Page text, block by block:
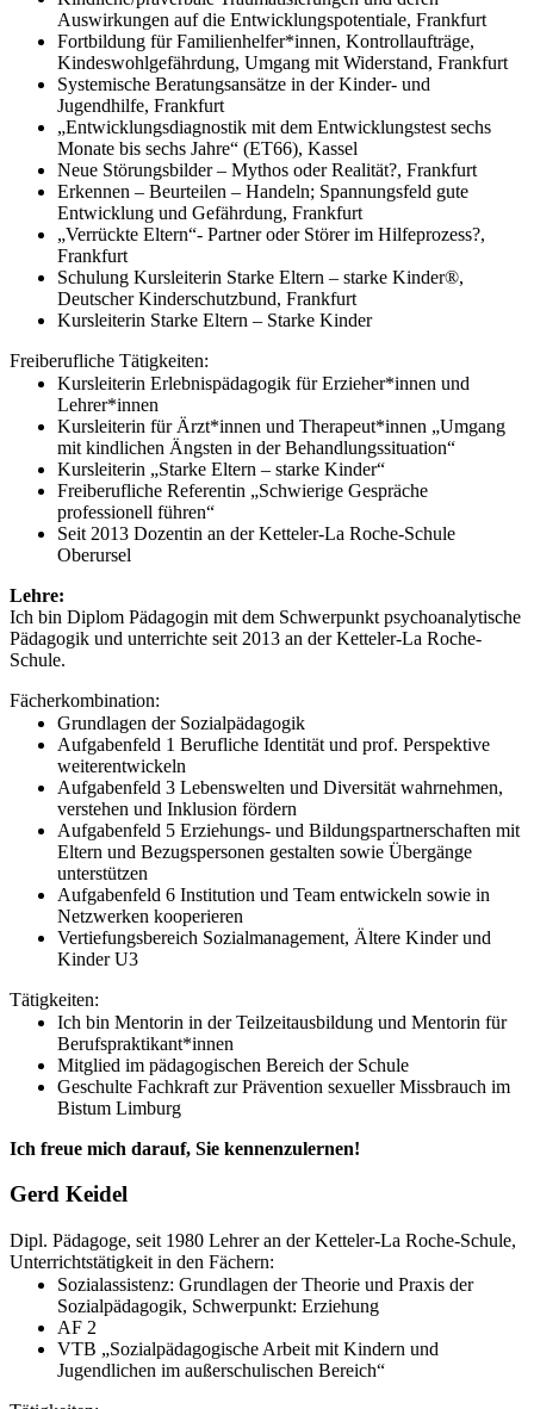
Auswirkungen auf die Entwicklungspotentiale, Frankfurt
Fortbildung für Familienhelfer*innen, Kontrollaufträge,
Kindeswohlgefährdung, Umgang mit Widerstand, Frankfurt
Systemische Beratungsansätze in der Kinder- und
Jugendhilfe, Frankfurt
„Entwicklungsdiagnostik mit dem Entwicklungstest sechs
Monate bis sechs Jahre“ (ET66), Kassel
Neue Störungsbilder – Mythos oder Realität?, Frankfurt
Erkennen – Beurteilen – Handeln; Spannungsfeld gute
Entwicklung und Gefährdung, Frankfurt
„Verrückte Eltern“- Partner oder Störer im Hilfeprozess?,
Frankfurt
Schulung Kursleiterin Starke Eltern – starke Kinder®,
Deutscher Kinderschutzbund, Frankfurt
Kursleiterin Starke Eltern – Starke Kinder
Freiberufliche Tätigkeiten:
Kursleiterin Erlebnispädagogik für Erzieher*innen und
Lehrer*innen
Kursleiterin für Ärzt*innen und Therapeut*innen „Umgang
mit kindlichen Ängsten in der Behandlungssituation“
Kursleiterin „Starke Eltern – starke Kinder“
Freiberufliche Referentin „Schwierige Gespräche
professionell führen“
Seit 2013 Dozentin an der Ketteler-La Roche-Schule
Oberursel
Lehre:
Ich bin Diplom Pädagogin mit dem Schwerpunkt psychoanalytische
Pädagogik und unterrichte seit 2013 an der Ketteler-La Roche-
Schule.
Fächerkombination:
Grundlagen der Sozialpädagogik
Aufgabenfeld 1 Berufliche Identität und prof. Perspektive
weiterentwickeln
Aufgabenfeld 3 Lebenswelten und Diversität wahrnehmen,
verstehen und Inklusion fördern
Aufgabenfeld 5 Erziehungs- und Bildungspartnerschaften mit
Eltern und Bezugspersonen gestalten sowie Übergänge
unterstützen
Aufgabenfeld 6 Institution und Team entwickeln sowie in
Netzwerken kooperieren
Vertiefungsbereich Sozialmanagement, Ältere Kinder und
Kinder U3
Tätigkeiten:
Ich bin Mentorin in der Teilzeitausbildung und Mentorin für
Berufspraktikant*innen
Mitglied im pädagogischen Bereich der Schule
Geschulte Fachkraft zur Prävention sexueller Missbrauch im
Bistum Limburg
Ich freue mich darauf, Sie kennenzulernen!
Gerd Keidel
Dipl. Pädagoge, seit 1980 Lehrer an der Ketteler-La Roche-Schule,
Unterrichtstätigkeit in den Fächern:
Sozialassistenz: Grundlagen der Theorie und Praxis der
Sozialpädagogik, Schwerpunkt: Erziehung
AF 2
VTB „Sozialpädagogische Arbeit mit Kindern und
Jugendlichen im außerschulischen Bereich“